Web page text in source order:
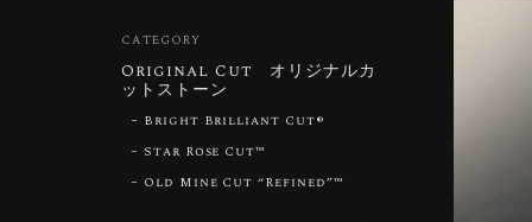
CATEGORY
Original Cut オリジナルカ
ットストーン
Bright Brilliant Cut®︎
Star Rose Cut™︎
Old Mine Cut “Refined”™︎